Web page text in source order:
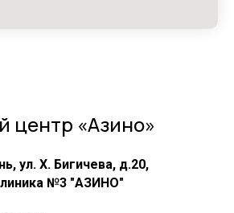
центр «Азино»
ул. Х. Бигичева, д.20,
№3 "АЗИНО"